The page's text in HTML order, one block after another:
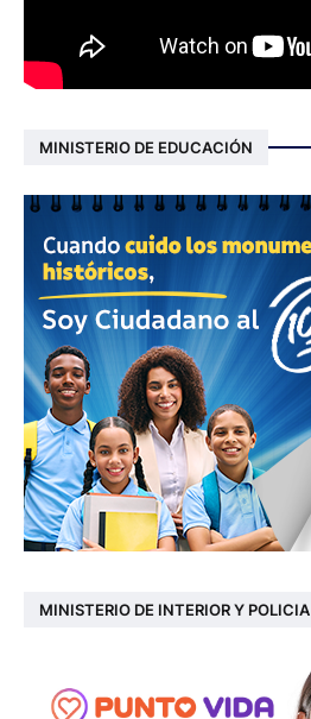
MINISTERIO DE EDUCACIÓN
MINISTERIO DE INTERIOR Y POLICIA